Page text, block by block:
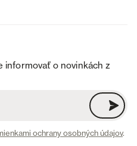
informovať o novinkách z
ochrany osobných údajov.